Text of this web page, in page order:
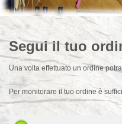
Segui il tuo
Una volta effettuato un ordine
Per monitorare il tuo ordine è